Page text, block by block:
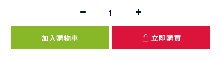
加入購物車 立即購買